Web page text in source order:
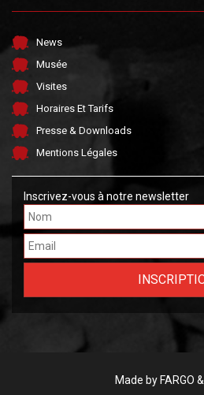
News
Musée
Visites
Horaires Et Tarifs
Presse & Downloads
Mentions Légales
Inscrivez-vous à notre newsletter
Made by FARGO &